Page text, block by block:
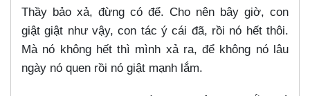
Thầy bảo xả, đừng có để. Cho nên bây giờ, con
giật giật như vậy, con tác ý cái đã, rồi nó hết thôi.
Mà nó không hết thì mình xả ra, để không nó lâu
ngày nó quen rồi nó giật mạnh lắm.